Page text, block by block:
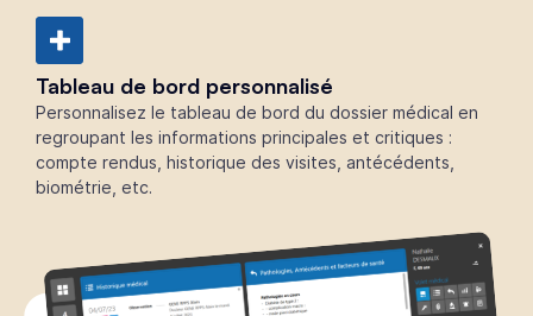
Tableau de bord personnalisé
Personnalisez le tableau de bord du dossier médical en
regroupant les informations principales et critiques :
compte rendus, historique des visites, antécédents,
biométrie, etc.